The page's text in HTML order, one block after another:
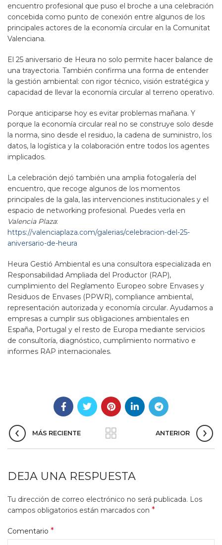
encuentro profesional que puso el broche a una celebración
concebida como punto de conexión entre algunos de los
principales actores de la economía circular en la Comunitat
Valenciana.
El 25 aniversario de Heura no solo permite hacer balance de
una trayectoria. También confirma una forma de entender
la gestión ambiental: con rigor técnico, visión estratégica y
capacidad de llevar la economía circular al terreno operativo.
Porque anticiparse hoy es evitar problemas mañana. Y
porque la economía circular real no se construye solo desde
la norma, sino desde el residuo, la cadena de suministro, los
datos, la logística y la colaboración entre todos los agentes
implicados.
La celebración dejó también una amplia fotogalería del
encuentro, que recoge algunos de los momentos
principales de la gala, las intervenciones institucionales y el
espacio de networking profesional. Puedes verla en
Valencia Plaza:
https://valenciaplaza.com/galerias/celebracion-del-25-
aniversario-de-heura
Heura Gestió Ambiental es una consultora especializada en
Responsabilidad Ampliada del Productor (RAP),
cumplimiento del Reglamento Europeo sobre Envases y
Residuos de Envases (PPWR), compliance ambiental,
representación autorizada y economía circular. Ayudamos a
empresas a cumplir sus obligaciones ambientales en
España, Portugal y el resto de Europa mediante servicios
de consultoría, diagnóstico, cumplimiento normativo e
informes RAP internacionales.
MÁS RECIENTE ANTERIOR
DEJA UNA RESPUESTA
Tu dirección de correo electrónico no será publicada. Los
campos obligatorios están marcados con *
Comentario *